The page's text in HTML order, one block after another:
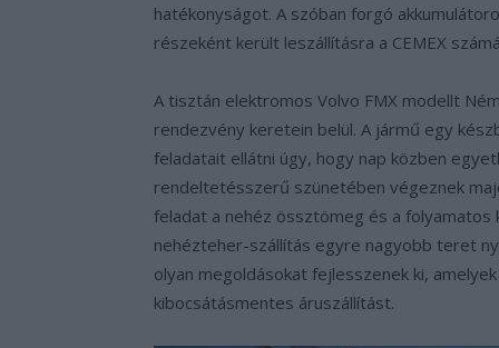
hatékonyságot. A szóban forgó
részeként került leszállításra a CEMEX
A tisztán elektromos Volvo FMX modellt
rendezvény keretein belül. A jármű egy
feladatait ellátni úgy, hogy nap közben
rendeltetésszerű szünetében végeznek
feladat a nehéz össztömeg és a
nehézteher-szállítás egyre nagyobb teret
olyan megoldásokat fejlesszenek ki,
kibocsátásmentes áruszállítást.